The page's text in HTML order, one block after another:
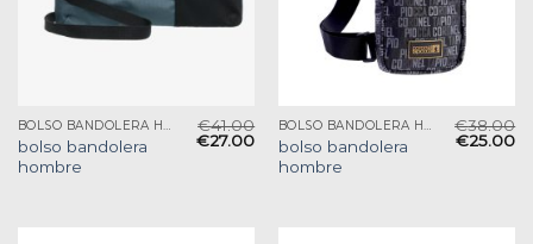
BOLSO BANDOLERA HOMBRE
bolso bandolera
hombre
€41.00
€27.00
BOLSO BANDOLERA HOMBRE
bolso bandolera
hombre
€38.00
€25.00